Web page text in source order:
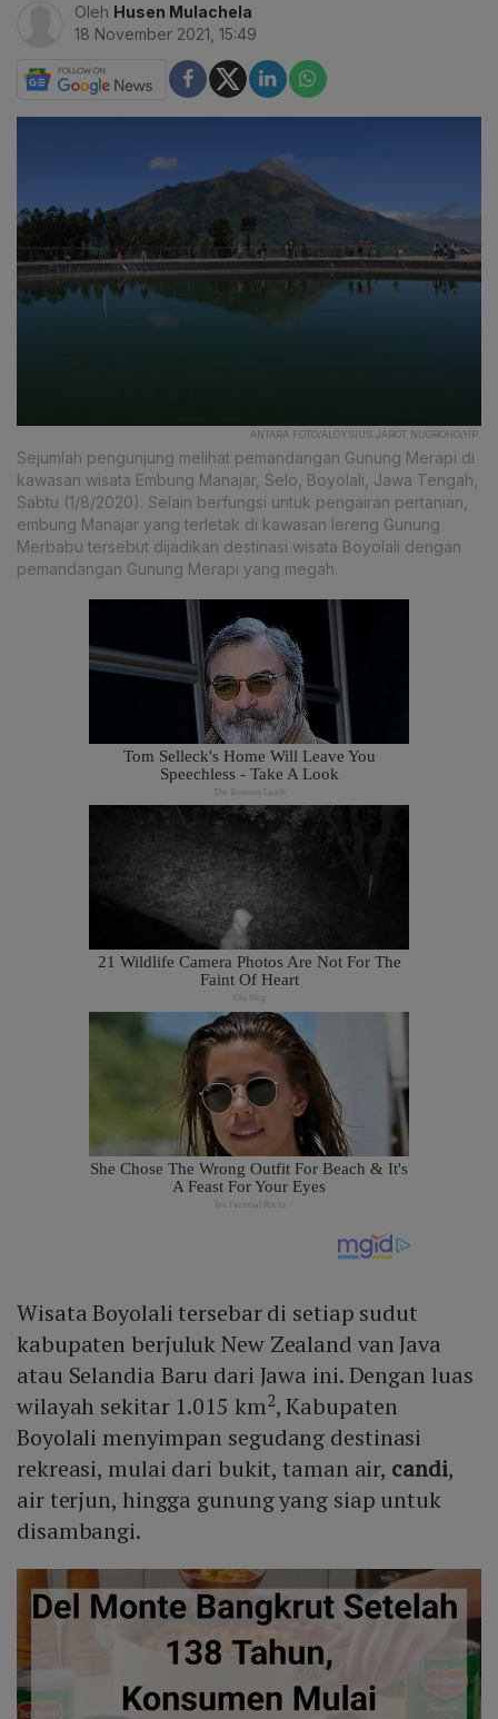
Oleh Husen Mulachela
18 November 2021, 15:49
ANTARA FOTO/ALOYSIUS JAROT NUGROHO/HP.
Sejumlah pengunjung melihat pemandangan Gunung Merapi di
kawasan wisata Embung Manajar, Selo, Boyolali, Jawa Tengah,
Sabtu (1/8/2020). Selain berfungsi untuk pengairan pertanian,
embung Manajar yang terletak di kawasan lereng Gunung
Merbabu tersebut dijadikan destinasi wisata Boyolali dengan
pemandangan Gunung Merapi yang megah.
Wisata Boyolali tersebar di setiap sudut
kabupaten berjuluk New Zealand van Java
atau Selandia Baru dari Jawa ini. Dengan luas
wilayah sekitar 1.015 km2, Kabupaten
Boyolali menyimpan segudang destinasi
rekreasi, mulai dari bukit, taman air, candi,
air terjun, hingga gunung yang siap untuk
disambangi.